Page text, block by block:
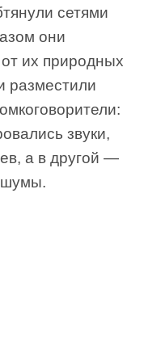
сетями
они
их природных
разместили
звуки,
а в другой —
шумы.